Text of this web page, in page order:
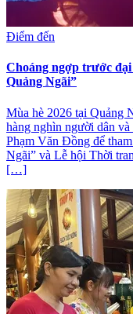
Điểm đến
Choáng ngợp trước
Quảng Ngãi”
Mùa hè 2026 tại Quảng
hàng nghìn người dân
Phạm Văn Đồng để
Ngãi” và Lễ hội Thời
[…]